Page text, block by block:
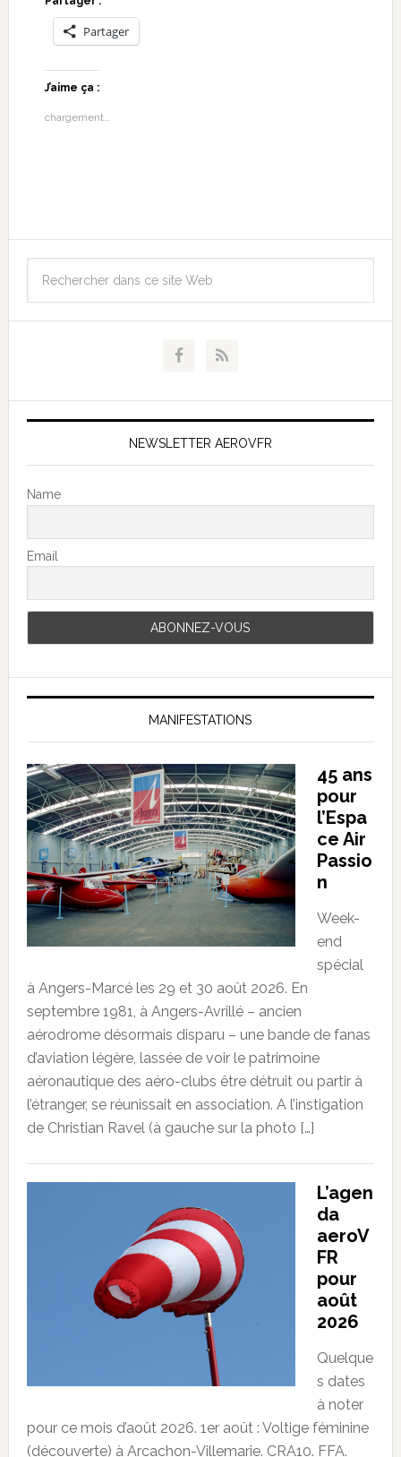
Partager
J’aime ça :
chargement…
NEWSLETTER AEROVFR
Name
Email
MANIFESTATIONS
45 ans
pour
l’Espa
ce Air
Passio
n
Week-
end
spécial
à Angers-Marcé les 29 et 30 août 2026. En
septembre 1981, à Angers-Avrillé – ancien
aérodrome désormais disparu – une bande de fanas
d’aviation légère, lassée de voir le patrimoine
aéronautique des aéro-clubs être détruit ou partir à
l’étranger, se réunissait en association. A l’instigation
de Christian Ravel (à gauche sur la photo […]
L’agen
da
aeroV
FR
pour
août
2026
Quelque
s dates
à noter
pour ce mois d’août 2026. 1er août : Voltige féminine
(découverte) à Arcachon-Villemarie. CRA10. FFA.